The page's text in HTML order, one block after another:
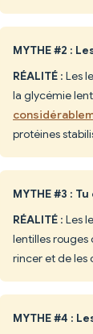
MYTHE #2 :
RÉALITÉ : Les
la glycémie
protéines
MYTHE #3 :
RÉALITÉ : Les
lentilles rouges
rincer et de les
MYTHE #4 :